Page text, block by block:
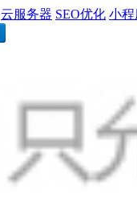
云服务器 SEO优化 小程